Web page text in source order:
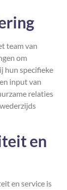
team van
om
hun specifieke
input van
relaties
en
en service is